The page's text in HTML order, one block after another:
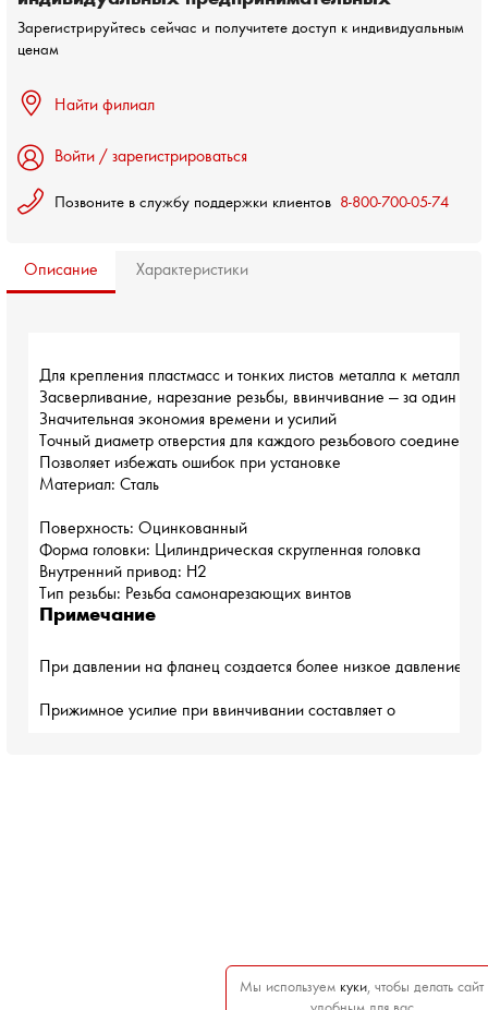
Мы используем куки , чтобы делать сайт
Зарегистрируйтесь сейчас и получитете доступ к индивидуальным
ценам
Найти филиал
Войти / зарегистрироваться
Позвоните в службу поддержки клиентов 8-800-700-05-74
Описание Характеристики
Для крепления пластмасс и тонких листов металла к
Засверливание, нарезание резьбы, ввинчивание — за один
Значительная экономия времени и усилий
Точный диаметр отверстия для каждого резьбового соединения
Позволяет избежать ошибок при установке
Материал: Сталь
Поверхность: Оцинкованный
Форма головки: Цилиндрическая скругленная головка
Внутренний привод: H2
Примечание
При давлении на фланец создается более низкое давление
Прижимное усилие при ввинчивании составляет о